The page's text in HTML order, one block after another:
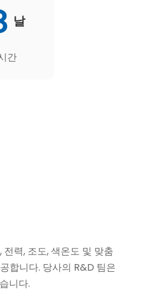
날
간
력, 조도, 색온도 및 맞춤
합니다. 당사의 R&D 팀은
니다.